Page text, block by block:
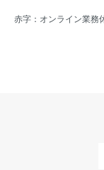
赤字：オンライン業務